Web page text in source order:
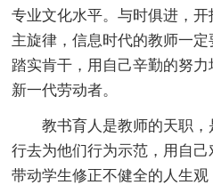
专业文化水平。与时俱进，
主旋律，信息时代的教师一定
踏实肯干，用自己辛勤的努
新一代劳动者。
教书育人是教师的天职
行去为他们行为示范，用自
带动学生修正不健全的人生